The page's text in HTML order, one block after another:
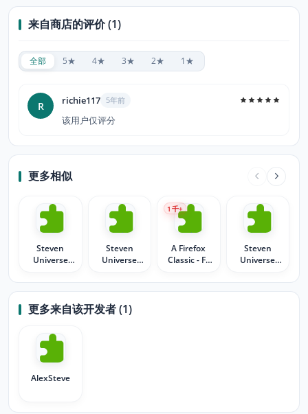
来自商店的评价 (1)
全部 5★ 4★ 3★ 2★ 1★
R richie117 5年前
该用户仅评分
更多相似
Steven
Universe
Night
Steven
Universe
A Firefox
Classic - FF
1 千+
Steven
Universe
Theme2
更多来自该开发者 (1)
AlexSteve